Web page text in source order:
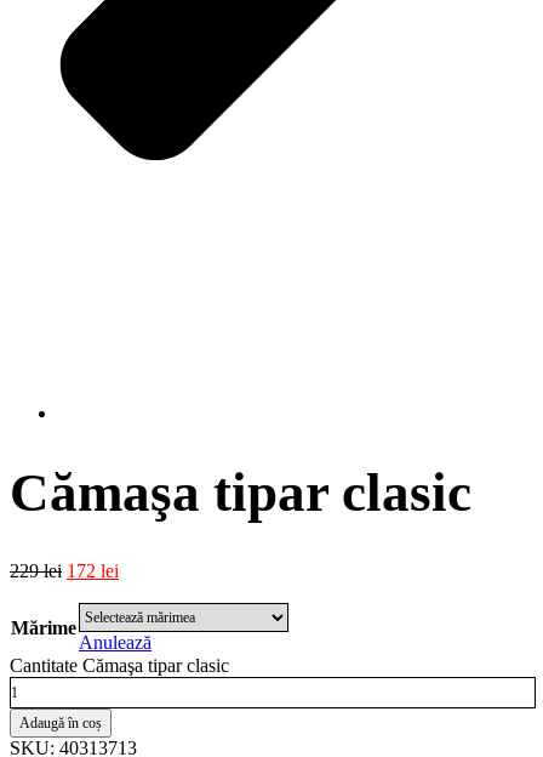
Cămaşa tipar clasic
229lei 172 lei
Mărime
Anulează
Cantitate Cămaşa tipar clasic
Adaugă în coș
SKU: 40313713